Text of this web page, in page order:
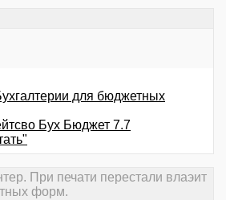
для бюджетных
Бух Бюджет 7.7
При печати перестали влаэит
форм.